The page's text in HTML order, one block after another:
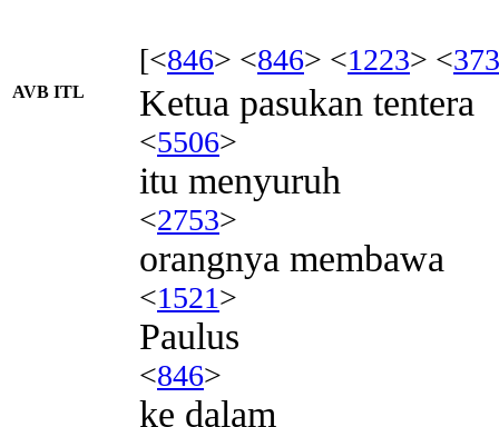
[<846> <846> <1223> <
AVB ITL Ketua pasukan tentera
<5506>
itu menyuruh
<2753>
orangnya membawa
<1521>
Paulus
<846>
ke dalam